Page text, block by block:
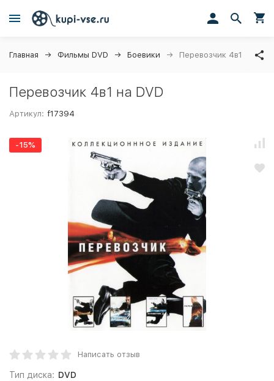
Главная Фильмы DVD Боевики Перевозчик 4в1
Перевозчик 4в1 на DVD
Артикул: f17394
-15%
Написать отзыв
Тип диска: DVD